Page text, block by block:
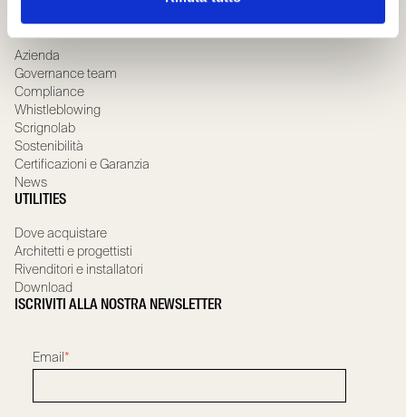
CHI SIAMO
Azienda
Governance team
Compliance
Whistleblowing
Scrignolab
Sostenibilità
Certificazioni e Garanzia
News
UTILITIES
Dove acquistare
Architetti e progettisti
Rivenditori e installatori
Download
ISCRIVITI ALLA NOSTRA NEWSLETTER
Email*